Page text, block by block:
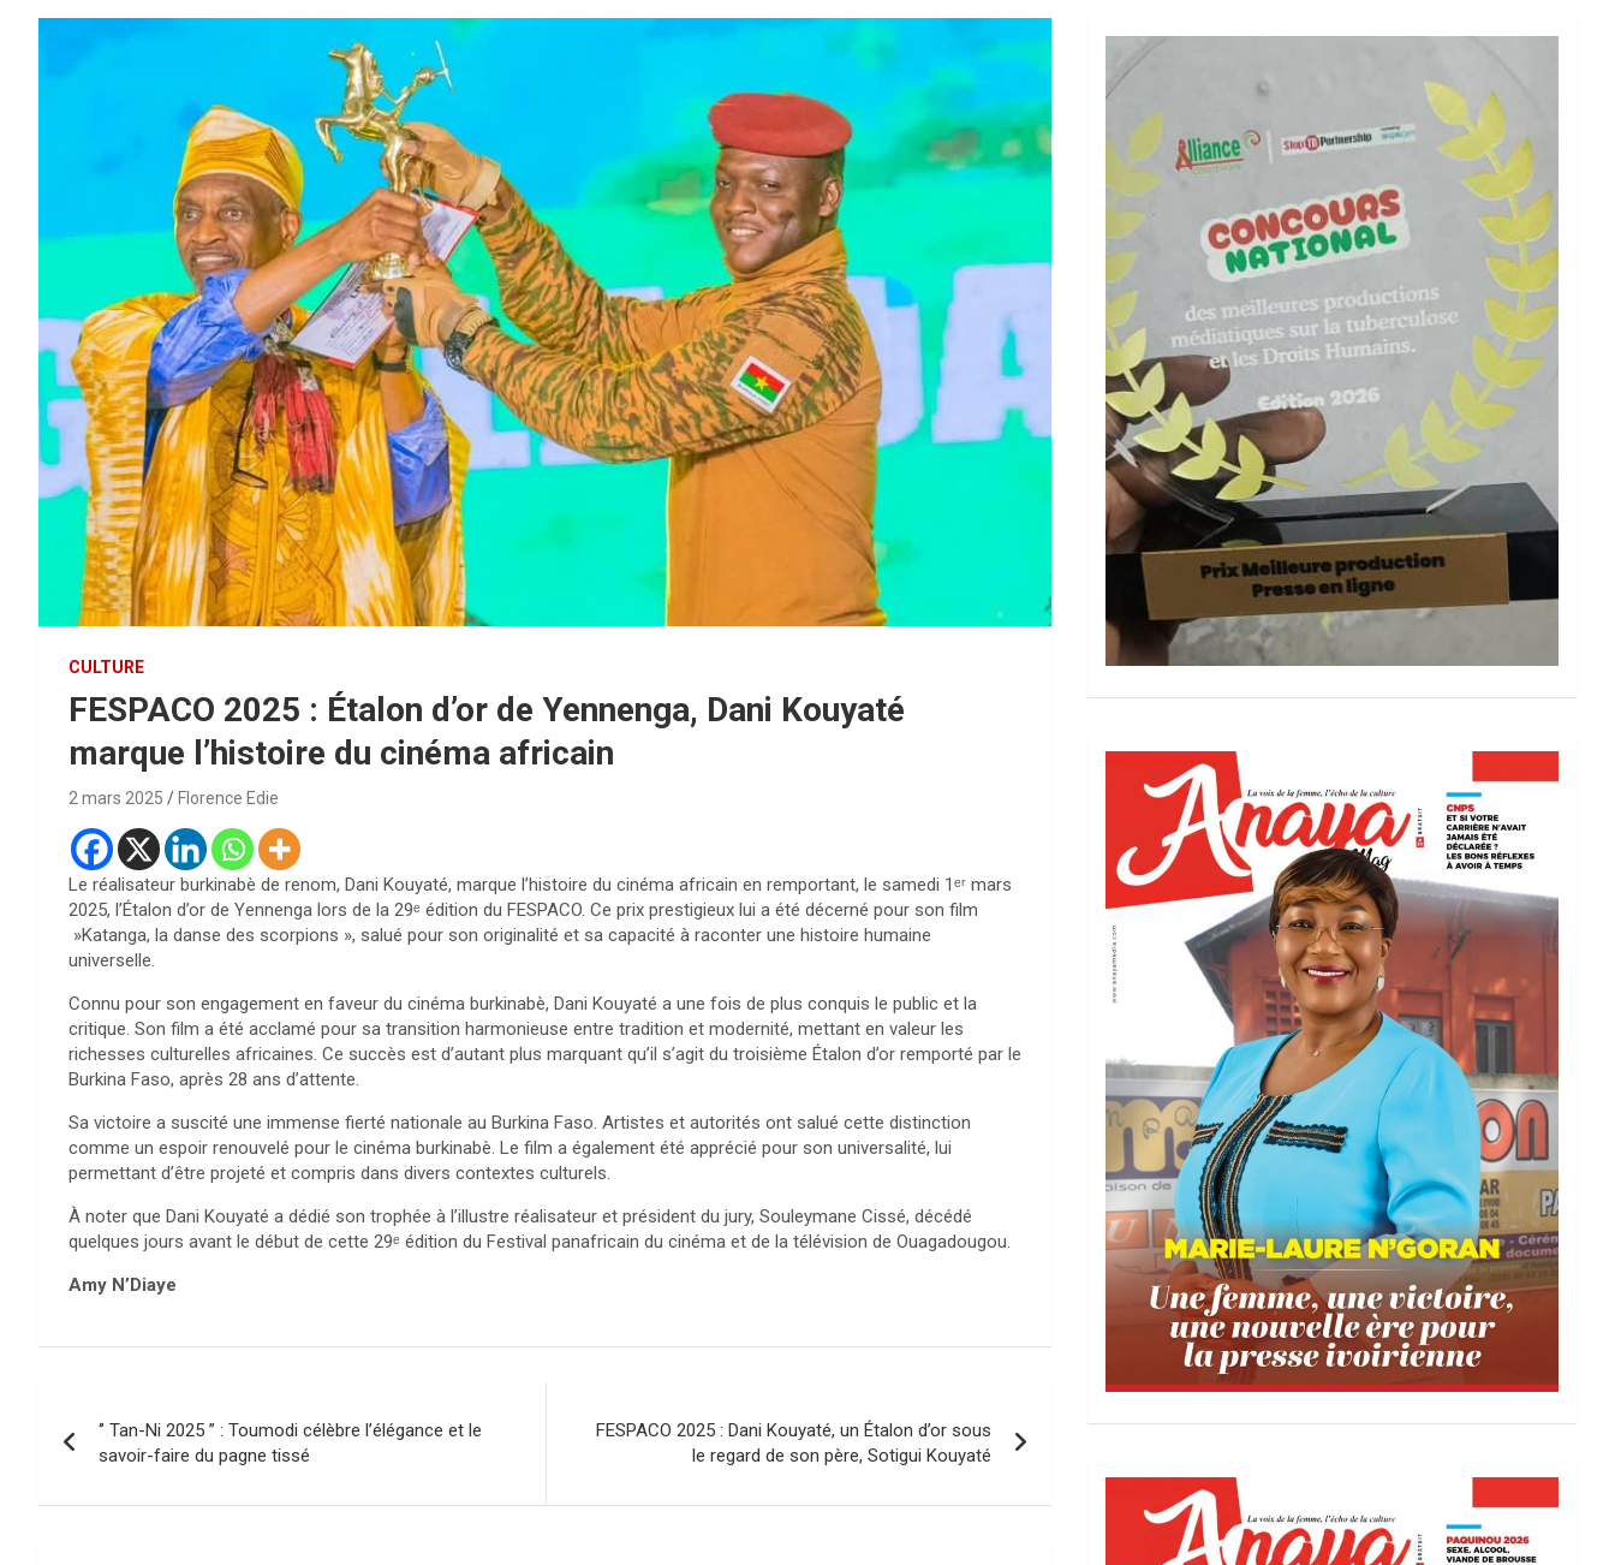
CULTURE
FESPACO 2025 : Étalon d’or de Yennenga, Dani Kouyaté
marque l’histoire du cinéma africain
2 mars 2025 Florence Edie
Le réalisateur burkinabè de renom, Dani Kouyaté, marque l’histoire du cinéma africain en remportant, le samedi 1ᵉʳ mars
2025, l’Étalon d’or de Yennenga lors de la 29ᵉ édition du FESPACO. Ce prix prestigieux lui a été décerné pour son film
»Katanga, la danse des scorpions », salué pour son originalité et sa capacité à raconter une histoire humaine
universelle.
Connu pour son engagement en faveur du cinéma burkinabè, Dani Kouyaté a une fois de plus conquis le public et la
critique. Son film a été acclamé pour sa transition harmonieuse entre tradition et modernité, mettant en valeur les
richesses culturelles africaines. Ce succès est d’autant plus marquant qu’il s’agit du troisième Étalon d’or remporté par le
Burkina Faso, après 28 ans d’attente.
Sa victoire a suscité une immense fierté nationale au Burkina Faso. Artistes et autorités ont salué cette distinction
comme un espoir renouvelé pour le cinéma burkinabè. Le film a également été apprécié pour son universalité, lui
permettant d’être projeté et compris dans divers contextes culturels.
À noter que Dani Kouyaté a dédié son trophée à l’illustre réalisateur et président du jury, Souleymane Cissé, décédé
quelques jours avant le début de cette 29ᵉ édition du Festival panafricain du cinéma et de la télévision de Ouagadougou.
Amy N’Diaye
de
l’article
‘’ Tan-Ni 2025 ’’ : Toumodi célèbre l’élégance et le
savoir-faire du pagne tissé
FESPACO 2025 : Dani Kouyaté, un Étalon d’or sous
le regard de son père, Sotigui Kouyaté